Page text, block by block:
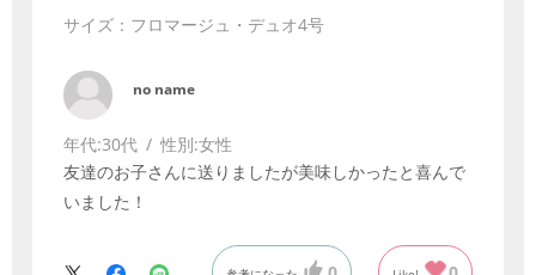
サイズ：フロマージュ・デュオ4号
no name
年代:30代 性別:女性
友達のお子さんに送りましたが美味しかったと喜んで
いました！